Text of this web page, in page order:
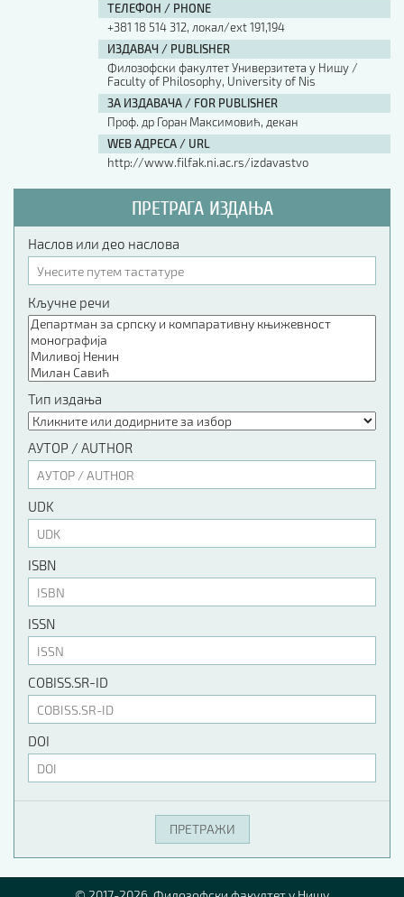
ТЕЛЕФОН / PHONE
+381 18 514 312, локал/ext 191,194
ИЗДАВАЧ / PUBLISHER
Филозофски факултет Универзитета у Нишу /
Faculty of Philosophy, University of Nis
ЗА ИЗДАВАЧА / FOR PUBLISHER
Проф. др Горан Максимовић, декан
WEB АДРЕСА / URL
http://www.filfak.ni.ac.rs/izdavastvo
ПРЕТРАГА ИЗДАЊА
Наслов или део наслова
Кључне речи
Тип издања
АУТОР / AUTHOR
UDK
ISBN
ISSN
COBISS.SR-ID
DOI